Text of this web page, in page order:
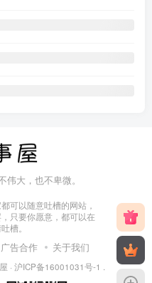
大，也不卑微。
可以随意吐槽的网站，
只要你愿意，都可以在
槽。
广告合作 关于我们
· 沪ICP备16001031号-1